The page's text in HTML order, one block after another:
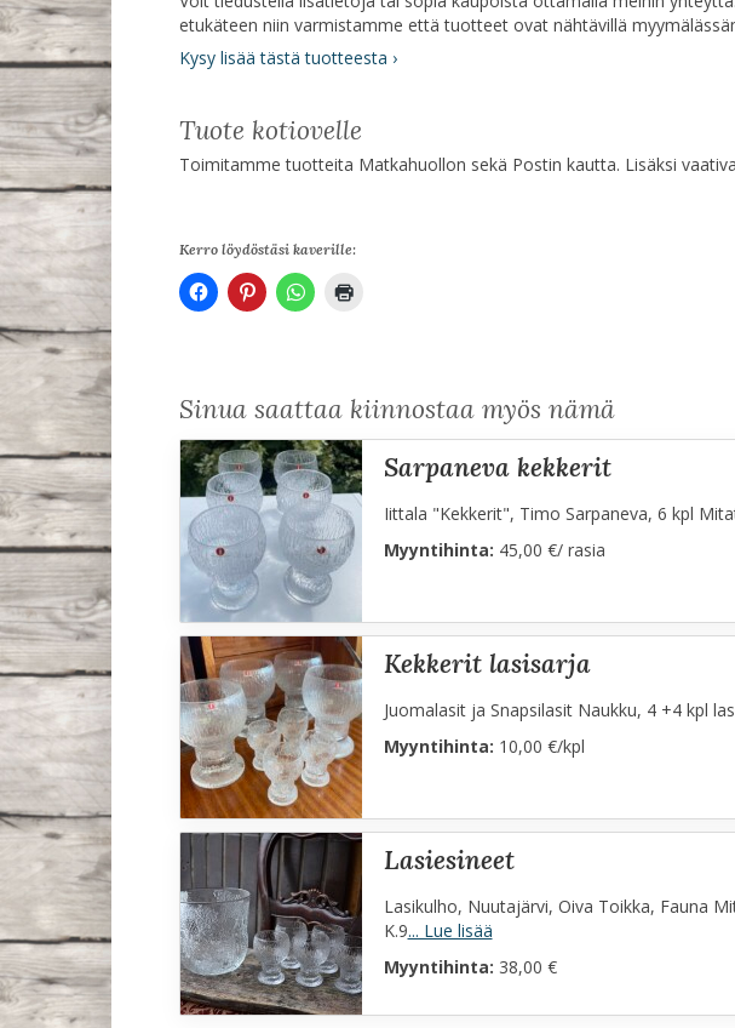
etukäteen niin varmistamme että tuotteet ovat nähtävillä
Kysy lisää tästä tuotteesta ›
Tuote kotiovelle
Toimitamme tuotteita Matkahuollon sekä Postin kautta. Lisäksi
Kerro löydöstäsi kaverille:
Sinua saattaa kiinnostaa myös nämä
sarpaneva kekkerit
Iittala "Kekkerit", Timo Sarpaneva, 6 kpl
Myyntihinta: 45,00 €/ rasia
kekkerit lasisarja
Juomalasit ja Snapsilasit Naukku, 4 +4 kpl
Myyntihinta: 10,00 €/kpl
lasiesineet
Lasikulho, Nuutajärvi, Oiva Toikka, Fauna
K.9... Lue lisää
Myyntihinta: 38,00 €